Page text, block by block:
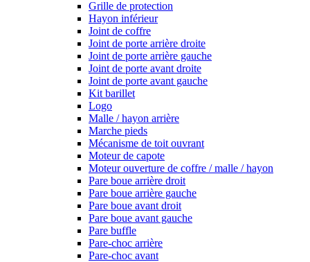
Grille de protection
Hayon inférieur
Joint de coffre
Joint de porte arrière droite
Joint de porte arrière gauche
Joint de porte avant droite
Joint de porte avant gauche
Kit barillet
Logo
Malle / hayon arrière
Marche pieds
Mécanisme de toit ouvrant
Moteur de capote
Moteur ouverture de coffre / malle / hayon
Pare boue arrière droit
Pare boue arrière gauche
Pare boue avant droit
Pare boue avant gauche
Pare buffle
Pare-choc arrière
Pare-choc avant